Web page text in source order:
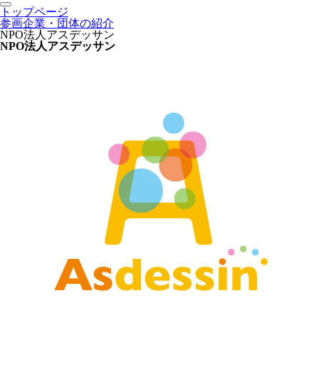
トップページ
参画企業・団体の紹介
NPO法人アスデッサン
NPO法人アスデッサン